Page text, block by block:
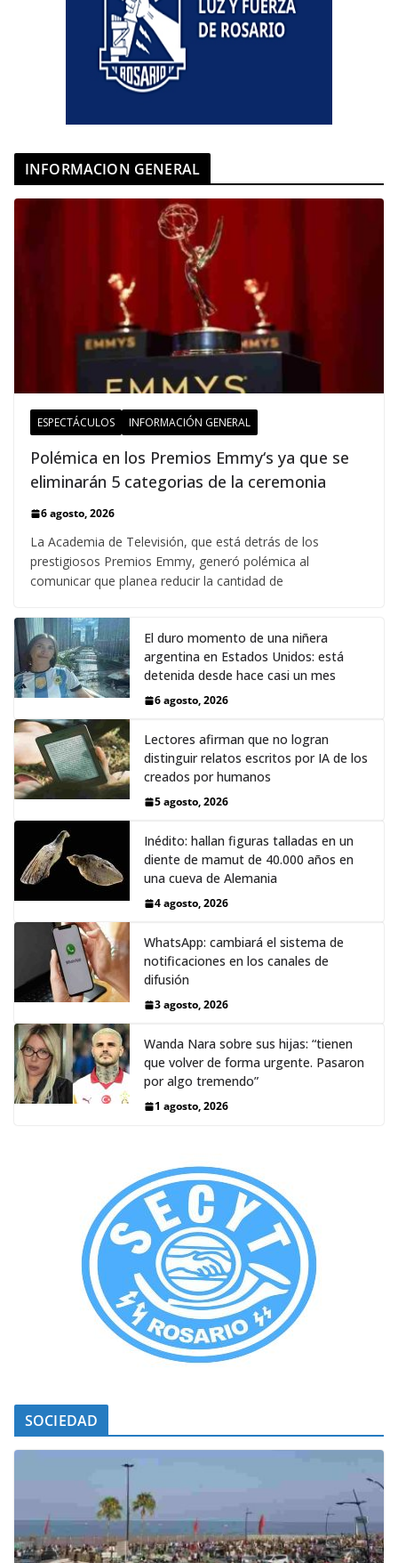
INFORMACION GENERAL
ESPECTÁCULOS INFORMACIÓN GENERAL
Polémica en los Premios Emmy‘s ya que se
eliminarán 5 categorias de la ceremonia
6 agosto, 2026
La Academia de Televisión, que está detrás de los
prestigiosos Premios Emmy, generó polémica al
comunicar que planea reducir la cantidad de
El duro momento de una niñera
argentina en Estados Unidos: está
detenida desde hace casi un mes
6 agosto, 2026
Lectores afirman que no logran
distinguir relatos escritos por IA de los
creados por humanos
5 agosto, 2026
Inédito: hallan figuras talladas en un
diente de mamut de 40.000 años en
una cueva de Alemania
4 agosto, 2026
WhatsApp: cambiará el sistema de
notificaciones en los canales de
difusión
3 agosto, 2026
Wanda Nara sobre sus hijas: “tienen
que volver de forma urgente. Pasaron
por algo tremendo”
1 agosto, 2026
SOCIEDAD